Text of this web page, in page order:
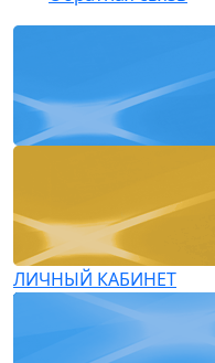
ЛИЧНЫЙ КАБИНЕТ